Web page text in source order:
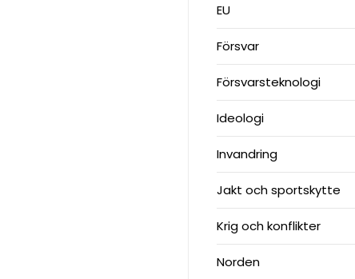
EU
Försvar
Försvarsteknologi
Ideologi
Invandring
Jakt och sportskytte
Krig och konflikter
Norden